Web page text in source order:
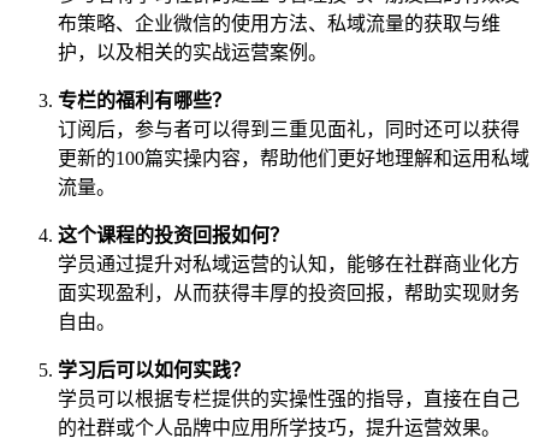
布策略、企业微信的使用方法、私域流量的获取与维
护，以及相关的实战运营案例。
专栏的福利有哪些？
订阅后，参与者可以得到三重见面礼，同时还可以获得
更新的100篇实操内容，帮助他们更好地理解和运用私域
流量。
这个课程的投资回报如何？
学员通过提升对私域运营的认知，能够在社群商业化方
面实现盈利，从而获得丰厚的投资回报，帮助实现财务
自由。
学习后可以如何实践？
学员可以根据专栏提供的实操性强的指导，直接在自己
的社群或个人品牌中应用所学技巧，提升运营效果。